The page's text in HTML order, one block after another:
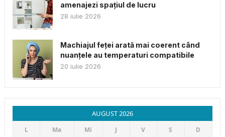
amenajezi spațiul de lucru
28 iulie 2026
Machiajul feței arată mai coerent când
nuanțele au temperaturi compatibile
20 iulie 2026
AUGUST 2026
L Ma Mi J V S
D